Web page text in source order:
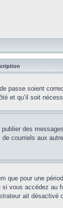
passe soient
et qu’il soit
des
courriels aux
que pour une
accédez au
ait désactivé